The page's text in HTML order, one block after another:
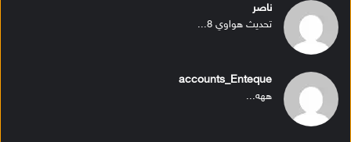
ناصر
تحديث هواوي 8...
accounts_Enteque
ههه...